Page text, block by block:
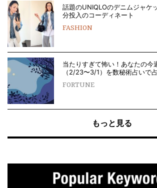
話題のUNIQLOのデニムジャケ
分投入のコーディネート
FASHION
当たりすぎて怖い！あなたの今
（2/23〜3/1）を数秘術占いで
FORTUNE
もっと見る